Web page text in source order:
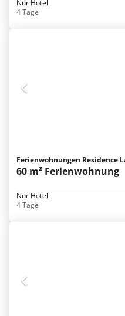
Nur Hotel
4 Tage
Ferienwohnungen Residence
60 m² Ferienwohnung
Nur Hotel
4 Tage